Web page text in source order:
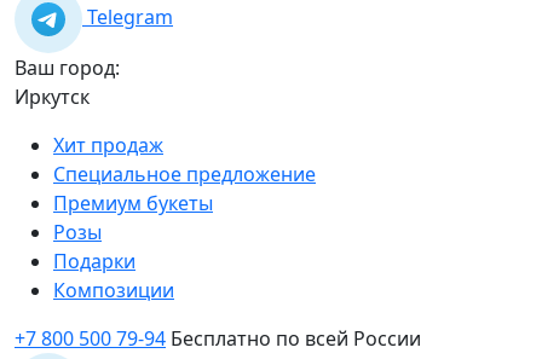
Telegram
Ваш город:
Иркутск
Хит продаж
Специальное предложение
Премиум букеты
Розы
Подарки
Композиции
+7 800 500 79-94 Бесплатно по всей России